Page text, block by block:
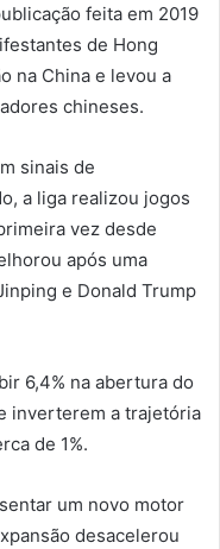
feita em 2019
de Hong
na China e levou a
chineses.
sinais de
a liga realizou jogos
vez desde
após uma
e Donald Trump
6,4% na abertura do
inverterem a trajetória
de 1%.
um novo motor
desacelerou